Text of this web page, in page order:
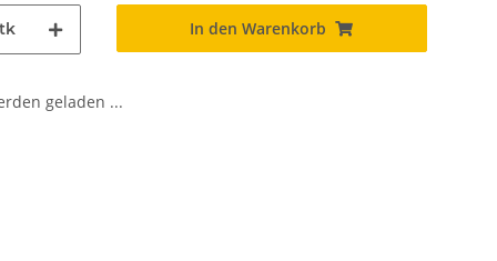
In den Warenkorb
geladen ...